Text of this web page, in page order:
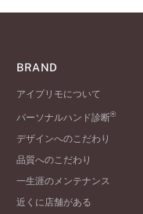
BRAND
アイプリモについて
パーソナルハンド診断®
デザインへのこだわり
品質へのこだわり
一生涯のメンテナンス
近くに店舗がある